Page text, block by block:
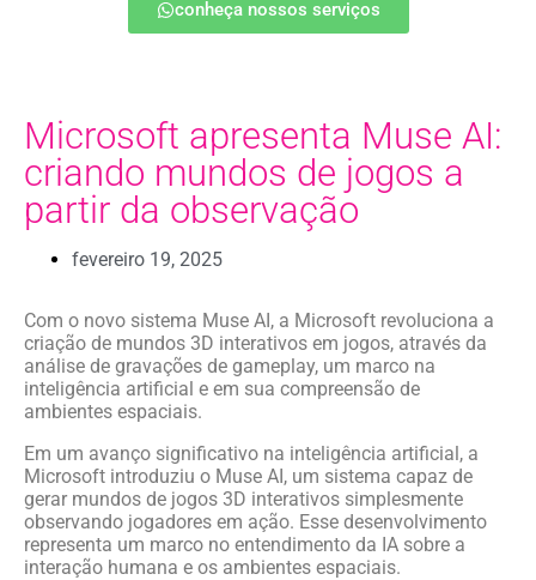
conheça nossos serviços
Microsoft apresenta Muse AI:
criando mundos de jogos a
partir da observação
fevereiro 19, 2025
Com o novo sistema Muse AI, a Microsoft revoluciona a
criação de mundos 3D interativos em jogos, através da
análise de gravações de gameplay, um marco na
inteligência artificial e em sua compreensão de
ambientes espaciais.
Em um avanço significativo na inteligência artificial, a
Microsoft introduziu o Muse AI, um sistema capaz de
gerar mundos de jogos 3D interativos simplesmente
observando jogadores em ação. Esse desenvolvimento
representa um marco no entendimento da IA sobre a
interação humana e os ambientes espaciais.